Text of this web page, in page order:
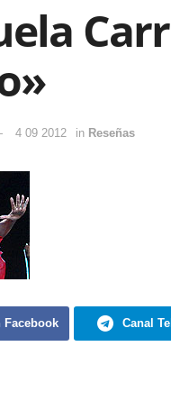
4 09 2012 in Reseñas
Facebook Canal